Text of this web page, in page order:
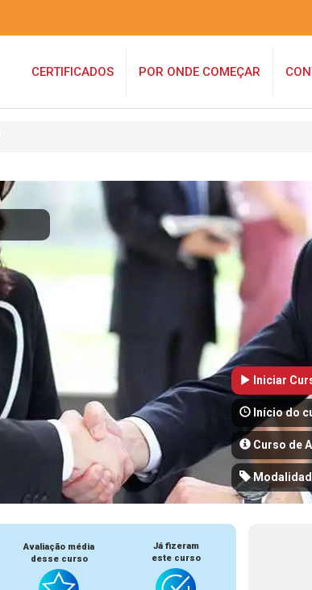
CERTIFICADOS POR ONDE COMEÇAR
Iniciar
Início do
Curso de
Avaliação média
desse curso
Já fizeram
este curso